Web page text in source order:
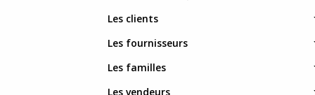
Les clients
Les fournisseurs
Les familles
Les vendeurs